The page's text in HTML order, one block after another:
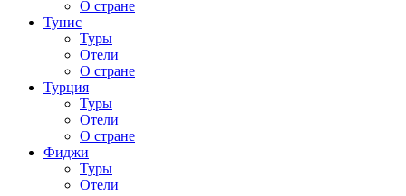
О стране
Тунис
Туры
Отели
О стране
Турция
Туры
Отели
О стране
Фиджи
Туры
Отели